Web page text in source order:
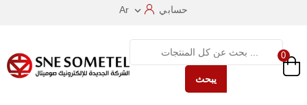
Ar  حسابي
يبحث
0